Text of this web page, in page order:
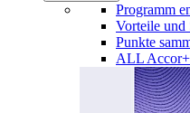
Programm
Vorteile und
Punkte
ALL